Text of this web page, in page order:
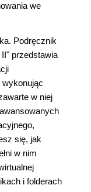
we
Podręcznik
przedstawia
w niej
się, jak
w nim
i folderach